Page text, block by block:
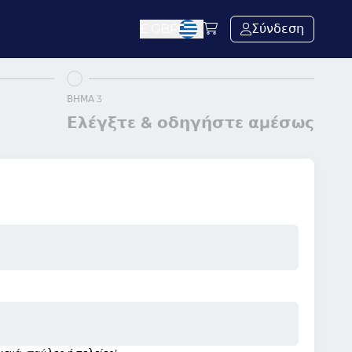
Σύνδεση
ΒΉΜΑ 3
Ελέγξτε & οδηγήστε αμέσως